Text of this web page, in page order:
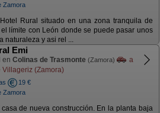
Zamora
Rural situado en una zona tranquila de
límite con León donde se puede pasar unos
naturaleza y asi rel ...
Emi
en Colinas de Trasmonte (Zamora)
a
Villageriz (Zamora)
19 €
Zamora
casa de nueva construcción. En la planta baja